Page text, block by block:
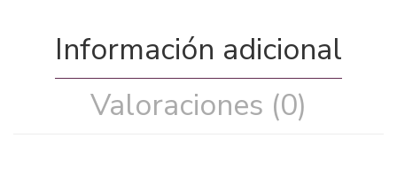
Información adicional
Valoraciones (0)